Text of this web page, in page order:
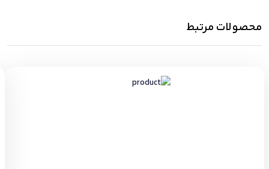
محصولات مرتبط